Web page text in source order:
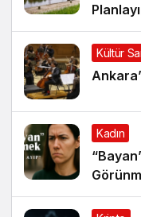
Kültür
Kadın